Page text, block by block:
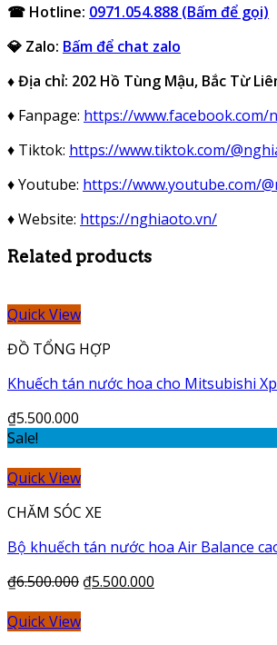
☎ Hotline: 0971.054.888 (Bấm để gọi)
💎 Zalo: Bấm để chat zalo
♦️ Địa chỉ: 202 Hồ Tùng Mậu, Bắc Từ
♦️ Fanpage: https://www.facebook.com/
♦️ Tiktok: https://www.tiktok.com/
♦️ Youtube: https://www.youtube.com/
♦️ Website: https://nghiaoto.vn/
Related products
Quick View
ĐỒ TỔNG HỢP
Khuếch tán nước hoa cho Mitsubishi
₫5.500.000
Sale!
Quick View
CHĂM SÓC XE
Bộ khuếch tán nước hoa Air Balance
₫6.500.000 ₫5.500.000
Quick View